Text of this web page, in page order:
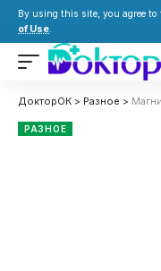
By using this site, you agree to
of Use.
ДокторОК > Разное >
РАЗНОЕ